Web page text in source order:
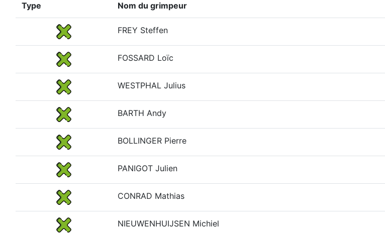
Type Nom du grimpeur
FREY Steffen
FOSSARD Loïc
WESTPHAL Julius
BARTH Andy
BOLLINGER Pierre
PANIGOT Julien
CONRAD Mathias
NIEUWENHUIJSEN Michiel